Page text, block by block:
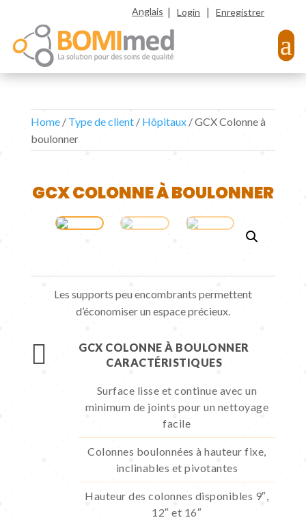
Anglais |Login |Enregistrer
Home/ Type de client/ Hôpitaux/ GCX Colonne à
boulonner
GCX COLONNE À BOULONNER
Les supports peu encombrants permettent
d’économiser un espace précieux.

GCX COLONNE À BOULONNER
CARACTÉRISTIQUES
Surface lisse et continue avec un
minimum de joints pour un nettoyage
facile
Colonnes boulonnées à hauteur fixe,
inclinables et pivotantes
Hauteur des colonnes disponibles 9″,
12″ et 16″